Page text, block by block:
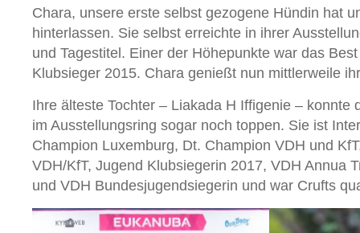
Chara, unsere erste selbst gezogene Hündin hat
hinterlassen. Sie selbst erreichte in ihrer
und Tagestitel. Einer der Höhepunkte war das
Klubsieger 2015. Chara genießt nun mittlerweile
Ihre älteste Tochter – Liakada H Iffigenie – konnte
im Ausstellungsring sogar noch toppen. Sie ist
Champion Luxemburg, Dt. Champion VDH und
VDH/KfT, Jugend Klubsiegerin 2017, VDH Annua
und VDH Bundesjugendsiegerin und war Crufts